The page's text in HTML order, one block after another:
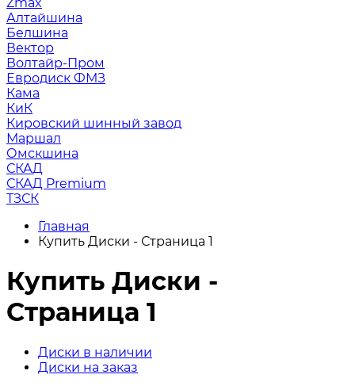
Алтайшина
Белшина
Вектор
Волтайр-Пром
Евродиск ФМЗ
Кама
КиК
Кировский шинный завод
Маршал
Омскшина
СКАД
СКАД Premium
ТЗСК
Главная
Купить Диски - Страница 1
Купить Диски -
Страница 1
Диски в наличии
Диски на заказ